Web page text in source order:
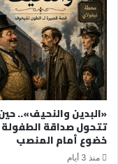
«البدين والنحيف»..
تتحول صداقة الطفولة
خضوع أمام المنصب
منذ 3 أيام